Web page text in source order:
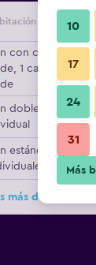
con cama
1 cama
doble, 1
estándar, 2
más de Holiday
10
17
24
31
Más